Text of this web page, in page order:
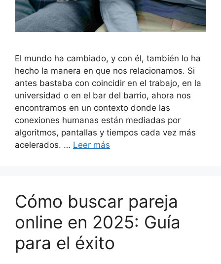
El mundo ha cambiado, y con él, también lo ha
hecho la manera en que nos relacionamos. Si
antes bastaba con coincidir en el trabajo, en la
universidad o en el bar del barrio, ahora nos
encontramos en un contexto donde las
conexiones humanas están mediadas por
algoritmos, pantallas y tiempos cada vez más
acelerados. … Leer más
Cómo buscar pareja
online en 2025: Guía
para el éxito